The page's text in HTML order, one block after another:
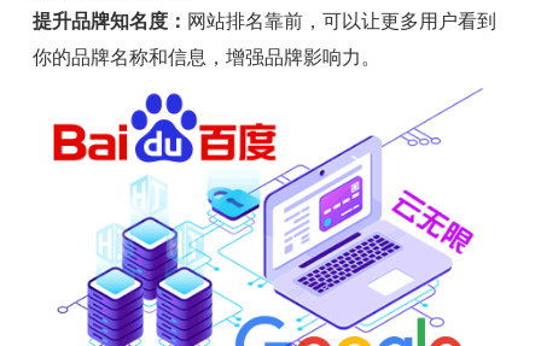
提升品牌知名度： 网站排名靠前，可以让更多用户看到
你的品牌名称和信息，增强品牌影响力。